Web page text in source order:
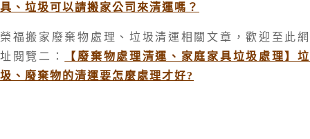
具、垃圾可以請搬家公司來清運嗎？
榮福搬家廢棄物處理、垃圾清運相關文章，歡迎至此網
址閱覽二：
【廢棄物處理清運、家庭家具垃圾處理】垃
圾、廢棄物的清運要怎麼處理才好?